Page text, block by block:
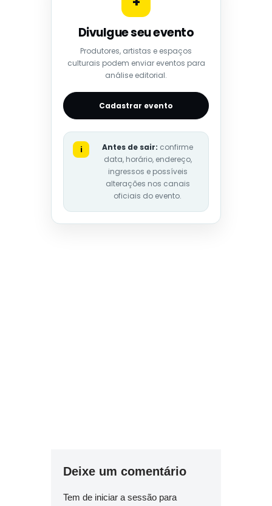
Divulgue seu evento
Produtores, artistas e espaços
culturais podem enviar eventos para
análise editorial.
Cadastrar evento
i Antes de sair: confirme
data, horário, endereço,
ingressos e possíveis
alterações nos canais
oficiais do evento.
Deixe um comentário
Tem de iniciar a sessão para